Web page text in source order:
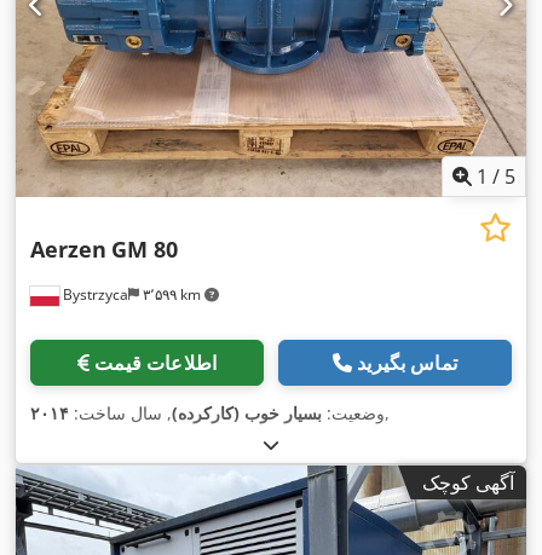
1 / 5
Bystrzyca ۳٬۵۹۹ km
Aerzen GM 80
اطلاعات قیمت تماس بگیرید
وضعیت: بسیار خوب (کارکرده), سال ساخت: ۲۰۱۴ ,
آگهی کوچک